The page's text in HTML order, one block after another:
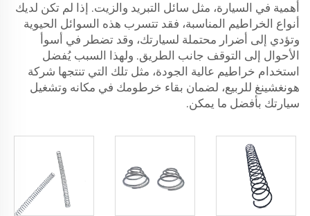
أهمية في السيارة، مثل سائل التبريد والزيت. إذا لم تكن لديك
أنواع الخراطيم المناسبة، فقد تتسرب هذه السوائل الحيوية
وتؤدي إلى أضرار محتملة لسيارتك، وقد تضطر في أسوأ
الأحوال إلى التوقف جانب الطريق. ولهذا السبب يُفضل
استخدام خراطيم عالية الجودة، مثل تلك التي تنتجها شركة
هونغشينغ للربيع، لضمان بقاء خرطومك في مكانه وتشغيل
سيارتك بأفضل ما يمكن.